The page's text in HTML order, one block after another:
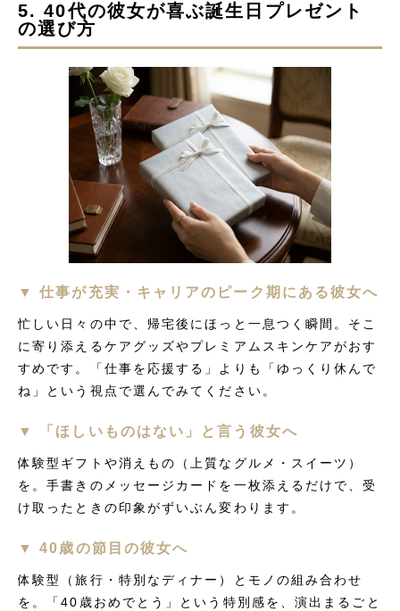
5. 40代の彼女が喜ぶ誕生日プレゼント
の選び方
▼ 仕事が充実・キャリアのピーク期にある彼女へ
忙しい日々の中で、帰宅後にほっと一息つく瞬間。そこ
に寄り添えるケアグッズやプレミアムスキンケアがおす
すめです。「仕事を応援する」よりも「ゆっくり休んで
ね」という視点で選んでみてください。
▼ 「ほしいものはない」と言う彼女へ
体験型ギフトや消えもの（上質なグルメ・スイーツ）
を。手書きのメッセージカードを一枚添えるだけで、受
け取ったときの印象がずいぶん変わります。
▼ 40歳の節目の彼女へ
体験型（旅行・特別なディナー）とモノの組み合わせ
を。「40歳おめでとう」という特別感を、演出まるごと